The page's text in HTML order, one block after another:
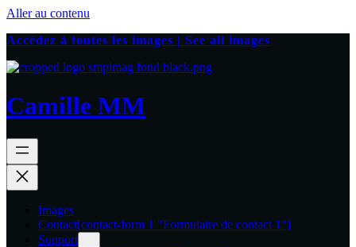
Aller au contenu
Accédez à toutes les images | See all images
Camille MM
Images
Contact[contact-form 1 "Formulaire de contact 1"]
Support